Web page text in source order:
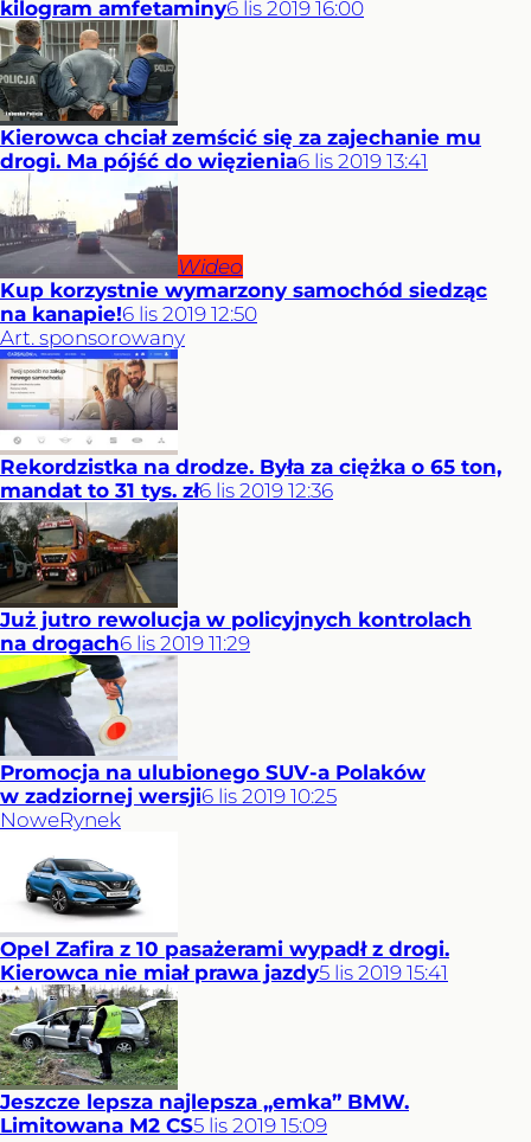
kilogram amfetaminy6 lis 2019 16:00
Kierowca chciał zemścić się za zajechanie mu
drogi. Ma pójść do więzienia6 lis 2019 13:41
Wideo
Kup korzystnie wymarzony samochód siedząc
na kanapie!6 lis 2019 12:50
Art. sponsorowany
Rekordzistka na drodze. Była za ciężka o 65 ton,
mandat to 31 tys. zł6 lis 2019 12:36
Już jutro rewolucja w policyjnych kontrolach
na drogach6 lis 2019 11:29
Promocja na ulubionego SUV-a Polaków
w zadziornej wersji6 lis 2019 10:25
NoweRynek
Opel Zafira z 10 pasażerami wypadł z drogi.
Kierowca nie miał prawa jazdy5 lis 2019 15:41
Jeszcze lepsza najlepsza „emka” BMW.
Limitowana M2 CS5 lis 2019 15:09